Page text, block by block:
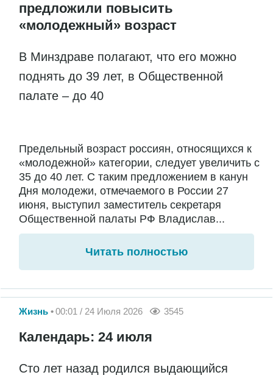
предложили повысить
«молодежный» возраст
В Минздраве полагают, что его можно
поднять до 39 лет, в Общественной
палате – до 40
Предельный возраст россиян, относящихся к
«молодежной» категории, следует увеличить с
35 до 40 лет. С таким предложением в канун
Дня молодежи, отмечаемого в России 27
июня, выступил заместитель секретаря
Общественной палаты РФ Владислав...
Читать полностью
Жизнь 00:01 / 24 Июля 2026 3545
Календарь: 24 июля
Сто лет назад родился выдающийся